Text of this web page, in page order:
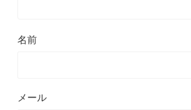
名前
メール